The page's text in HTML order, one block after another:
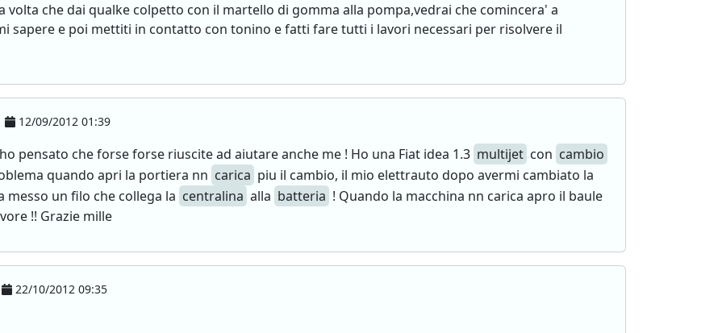
volta che dai qualke colpetto con il martello di gomma alla pompa,vedrai che comincera' a
sapere e poi mettiti in contatto con tonino e fatti fare tutti i lavori necessari per risolvere il
12/09/2012 01:39
pensato che forse forse riuscite ad aiutare anche me ! Ho una Fiat idea 1.3 multijet con cambio
quando apri la portiera nn carica piu il cambio, il mio elettrauto dopo avermi cambiato la
messo un filo che collega la centralina alla batteria ! Quando la macchina nn carica apro il baule
!! Grazie mille
22/10/2012 09:35